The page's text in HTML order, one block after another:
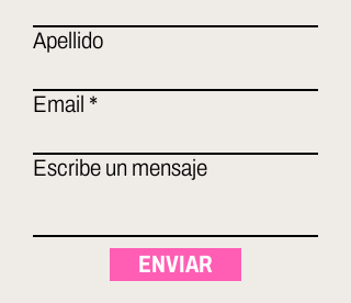
Apellido
Email
Escribe un mensaje
ENVIAR